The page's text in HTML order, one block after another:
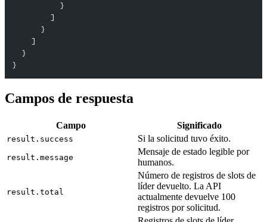
          }
        ]
      }
    ]
  }
}
Campos de respuesta
Campo Significado
result.success Si la solicitud tuvo éxito.
result.message
Mensaje de estado legible por
humanos.
result.total
Número de registros de slots de
líder devuelto. La API
actualmente devuelve 100
registros por solicitud.